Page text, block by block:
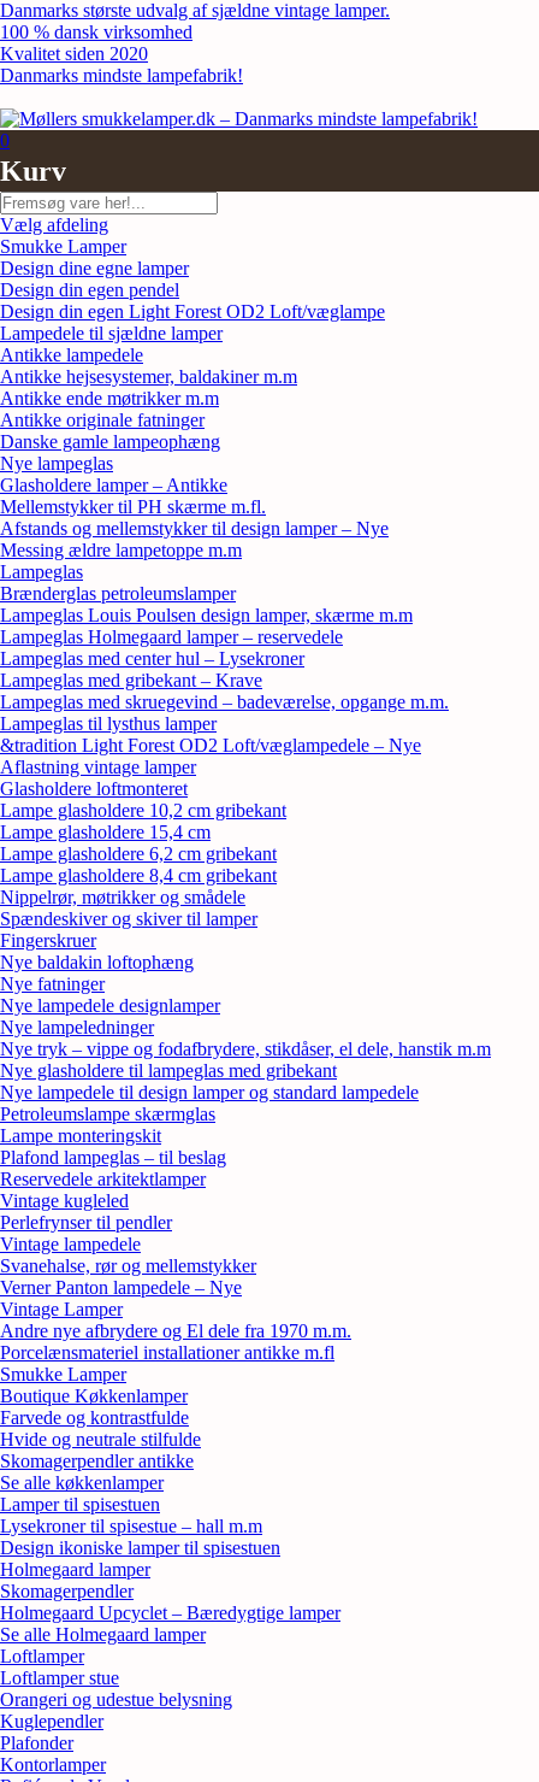
Skip
to
content
Danmarks største udvalg af sjældne vintage lamper.
100 % dansk virksomhed
Kvalitet siden 2020
Danmarks mindste lampefabrik!
0
Kurv
Søg
Vælg afdeling
Smukke Lamper
Design dine egne lamper
Design din egen pendel
Design din egen Light Forest OD2 Loft/væglampe
Lampedele til sjældne lamper
Antikke lampedele
Antikke hejsesystemer, baldakiner m.m
Antikke ende møtrikker m.m
Antikke originale fatninger
Danske gamle lampeophæng
Nye lampeglas
Glasholdere lamper – Antikke
Mellemstykker til PH skærme m.fl.
Afstands og mellemstykker til design lamper – Nye
Messing ældre lampetoppe m.m
Lampeglas
Brænderglas petroleumslamper
Lampeglas Louis Poulsen design lamper, skærme m.m
Lampeglas Holmegaard lamper – reservedele
Lampeglas med center hul – Lysekroner
Lampeglas med gribekant – Krave
Lampeglas med skruegevind – badeværelse, opgange m.m.
Lampeglas til lysthus lamper
&tradition Light Forest OD2 Loft/væglampedele – Nye
Aflastning vintage lamper
Glasholdere loftmonteret
Lampe glasholdere 10,2 cm gribekant
Lampe glasholdere 15,4 cm
Lampe glasholdere 6,2 cm gribekant
Lampe glasholdere 8,4 cm gribekant
Nippelrør, møtrikker og smådele
Spændeskiver og skiver til lamper
Fingerskruer
Nye baldakin loftophæng
Nye fatninger
Nye lampedele designlamper
Nye lampeledninger
Nye tryk – vippe og fodafbrydere, stikdåser, el dele, hanstik m.m
Nye glasholdere til lampeglas med gribekant
Nye lampedele til design lamper og standard lampedele
Petroleumslampe skærmglas
Lampe monteringskit
Plafond lampeglas – til beslag
Reservedele arkitektlamper
Vintage kugleled
Perlefrynser til pendler
Vintage lampedele
Svanehalse, rør og mellemstykker
Verner Panton lampedele – Nye
Vintage Lamper
Andre nye afbrydere og El dele fra 1970 m.m.
Porcelænsmateriel installationer antikke m.fl
Smukke Lamper
Boutique Køkkenlamper
Farvede og kontrastfulde
Hvide og neutrale stilfulde
Skomagerpendler antikke
Se alle køkkenlamper
Lamper til spisestuen
Lysekroner til spisestue – hall m.m
Design ikoniske lamper til spisestuen
Holmegaard lamper
Skomagerpendler
Holmegaard Upcyclet – Bæredygtige lamper
Se alle Holmegaard lamper
Loftlamper
Loftlamper stue
Orangeri og udestue belysning
Kuglependler
Plafonder
Kontorlamper